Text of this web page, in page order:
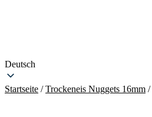
Deutsch
Startseite /Trockeneis Nuggets 16mm /